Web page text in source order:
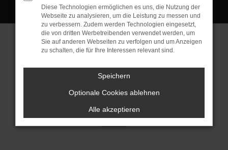
Cookie Einstellungen
© 2026 Jakob Trading GmbH | Neustädter Straße 1 | DE-08223
Neustadt/Vogtland | fj@jakob-trading.com | Webdesign by audaris.de
Diese Technologien ermöglichen es uns, die Nutzung der
Webseite zu analysieren, um die Leistung zu messen und
zu verbessern. Zudem werden Technologien eingesetzt,
die von dritten Werbetreibenden verwendet werden, um
Sie auf anderen Webseiten zu verfolgen und um Anzeigen
zu schalten, die für Ihre Interessen relevant sind.
Speichern
Optionale Cookies ablehnen
Alle akzeptieren